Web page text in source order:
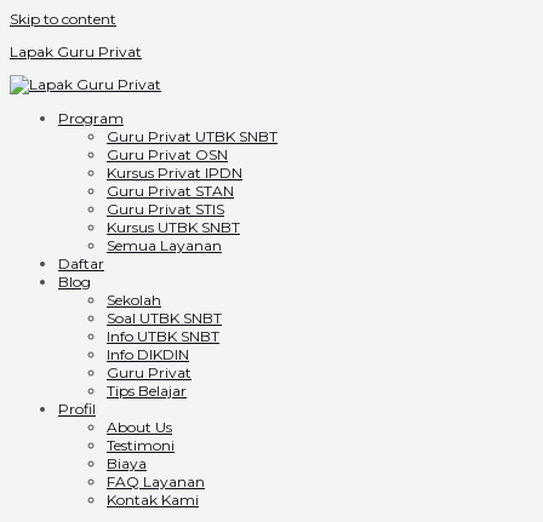
Skip to content
Lapak Guru Privat
Program
Guru Privat UTBK SNBT
Guru Privat OSN
Kursus Privat IPDN
Guru Privat STAN
Guru Privat STIS
Kursus UTBK SNBT
Semua Layanan
Daftar
Blog
Sekolah
Soal UTBK SNBT
Info UTBK SNBT
Info DIKDIN
Guru Privat
Tips Belajar
Profil
About Us
Testimoni
Biaya
FAQ Layanan
Kontak Kami